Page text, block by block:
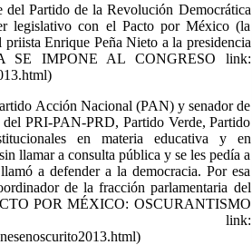
del Partido de la Revolución Democrática
legislativo con el Pacto por México (la
Enrique Peña Nieto a la presidencia
SE IMPONE AL CONGRESO link:
Acción Nacional (PAN) y senador de
PRI-PAN-PRD, Partido Verde, Partido
en materia educativa y en
llamar a consulta pública y se les pedía a
a defender a la democracia. Por esa
de la fracción parlamentaria del
POR MÉXICO: OSCURANTISMO
link: